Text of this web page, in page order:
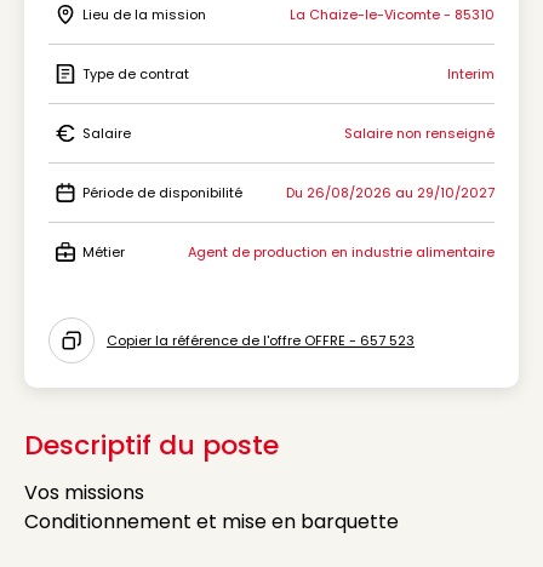
Icon Lieu de la mission
Lieu de la mission La Chaize-le-Vicomte - 85310
Icon Type de contrat
Type de contrat Interim
Icon Salaire
Salaire Salaire non renseigné
Icon Période de disponibilité
Période de disponibilité Du 26/08/2026 au 29/10/2027
Métier Agent de production en industrie alimentaire
Icon copy to clipboard
Copier la référence de l'offre OFFRE - 657 523
Descriptif du poste
Vos missions
Conditionnement et mise en barquette